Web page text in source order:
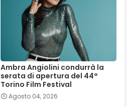
Ambra Angiolini condurrà la
serata di apertura del 44°
Torino Film Festival
Agosto 04, 2026